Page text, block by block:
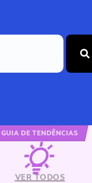
GUIA DE TENDÊNCIAS
VER TODOS